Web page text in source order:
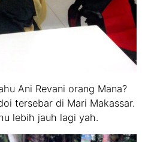
Ani Revani orang Mana?
tersebar di Mari Makassar.
lebih jauh lagi yah.